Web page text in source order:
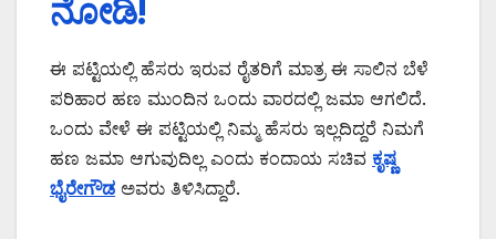
ನೋಡಿ!
ಈ ಪಟ್ಟಿಯಲ್ಲಿ ಹೆಸರು ಇರುವ ರೈತರಿಗೆ ಮಾತ್ರ ಈ ಸಾಲಿನ ಬೆಳೆ
ಪರಿಹಾರ ಹಣ ಮುಂದಿನ ಒಂದು ವಾರದಲ್ಲಿ ಜಮಾ ಆಗಲಿದೆ.
ಒಂದು ವೇಳೆ ಈ ಪಟ್ಟಿಯಲ್ಲಿ ನಿಮ್ಮ ಹೆಸರು ಇಲ್ಲದಿದ್ದರೆ ನಿಮಗೆ
ಹಣ ಜಮಾ ಆಗುವುದಿಲ್ಲ ಎಂದು ಕಂದಾಯ ಸಚಿವ ಕೃಷ್ಣ
ಭೈರೇಗೌಡ ಅವರು ತಿಳಿಸಿದ್ದಾರೆ.